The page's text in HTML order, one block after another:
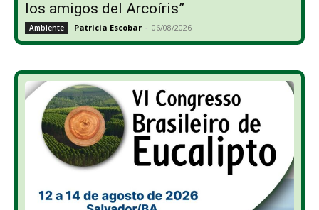
los amigos del Arcoíris”
Ambiente Patricia Escobar - 06/08/2026